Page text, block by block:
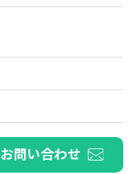
お問い合わせ